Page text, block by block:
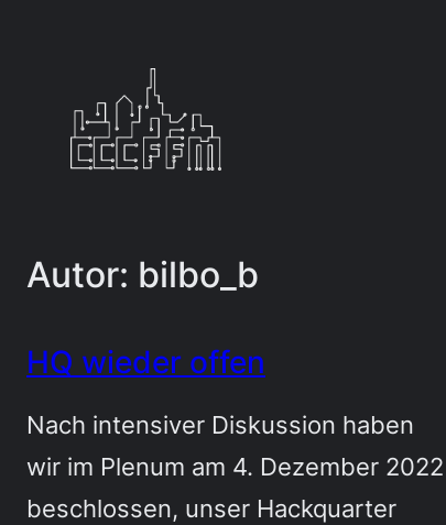
springen
Autor: bilbo_b
HQ wieder offen
Nach intensiver Diskussion haben
wir im Plenum am 4. Dezember 2022
beschlossen, unser Hackquarter